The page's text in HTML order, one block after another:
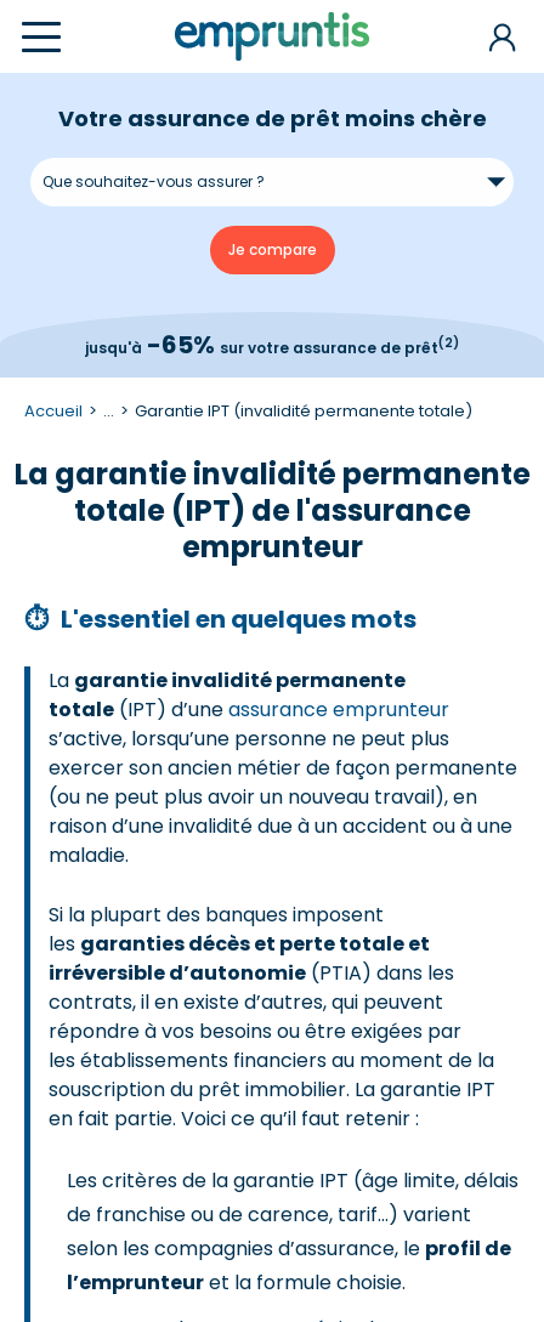
Votre assurance de prêt moins chère
jusqu'à -65% sur votre assurance de prêt(2)
Accueil ... Garantie IPT (invalidité permanente totale)
La garantie invalidité permanente
totale (IPT) de l'assurance
emprunteur
⏱ L'essentiel en quelques mots
La garantie invalidité permanente
totale (IPT) d’uneassurance emprunteur
s’active, lorsqu’une personne ne peut plus
exercer son ancien métier de façon permanente
(ou ne peut plus avoir un nouveau travail), en
raison d’une invalidité due à un accident ou à une
maladie.
Si la plupart des banques imposent
les garanties décès et perte totale et
irréversible d’autonomie (PTIA) dans les
contrats, il en existe d’autres, qui peuvent
répondre à vos besoins ou être exigées par
les établissements financiers au moment de la
souscription du prêt immobilier. La garantie IPT
en fait partie. Voici ce qu’il faut retenir :
Les critères de la garantie IPT (âge limite, délais
de franchise ou de carence, tarif…) varient
selon les compagnies d’assurance, le profil de
l’emprunteuret la formule choisie.